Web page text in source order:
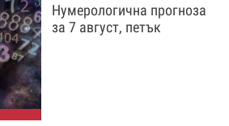
Нумерологична прогноза
за 7 август, петък